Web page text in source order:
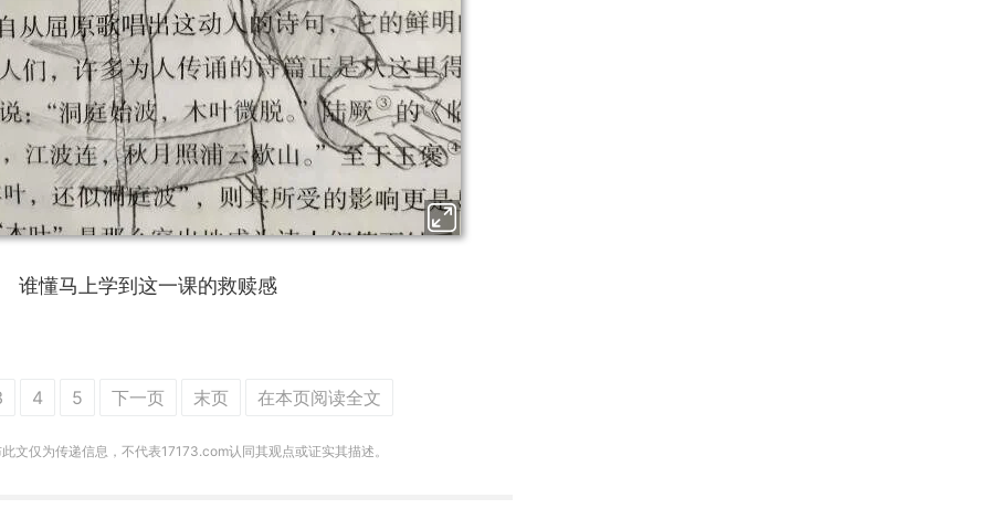
谁懂马上学到这一课的救赎感
4 5 下一页 末页 在本页阅读全文
文仅为传递信息，不代表17173.com认同其观点或证实其描述。